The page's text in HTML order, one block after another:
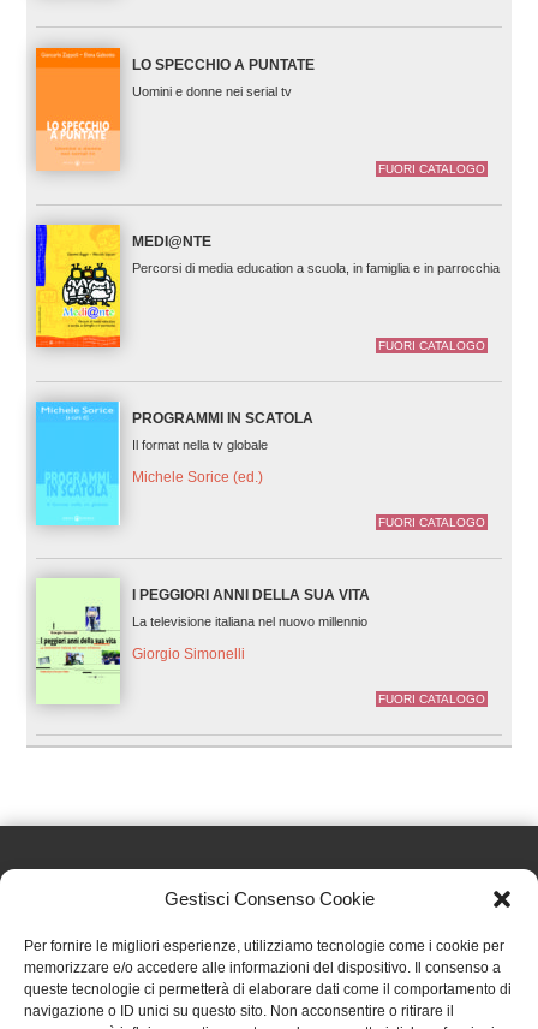
Gestisci Consenso Cookie
Per fornire le migliori esperienze, utilizziamo tecnologie come i cookie per
memorizzare e/o accedere alle informazioni del dispositivo. Il consenso a
queste tecnologie ci permetterà di elaborare dati come il comportamento di
navigazione o ID unici su questo sito. Non acconsentire o ritirare il
LO SPECCHIO A PUNTATE
Uomini e donne nei serial tv
FUORI CATALOGO
MEDI@NTE
Percorsi di media education a scuola, in famiglia e in parrocchia
FUORI CATALOGO
PROGRAMMI IN SCATOLA
Il format nella tv globale
Michele Sorice (ed.)
FUORI CATALOGO
I PEGGIORI ANNI DELLA SUA VITA
La televisione italiana nel nuovo millennio
Giorgio Simonelli
FUORI CATALOGO
Effatà Editrice di Pellegrino Paolo SAS
C.F. e P.IVA 09655250018
Via Tre Denti, 1 - 10060 Cantalupa (TO)
Telefono: (+39) 0121 353452 - Fax: (+39) 0121 353839